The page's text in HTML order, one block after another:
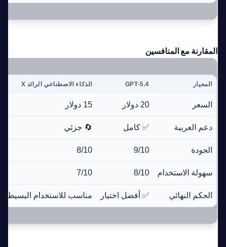
المقارنة مع المنافسين
المعيار GPT-5.4 الذكاء الاصطناعي الرائد X
السعر 20 دولار 15 دولار
دعم العربية ✅ كامل 🔄 جزئي
الجودة 9/10
8/10
سهولة الاستخدام 8/10
7/10
الحكم النهائي ✅ أفضل اختيار مناسب للاستخدام البسيط